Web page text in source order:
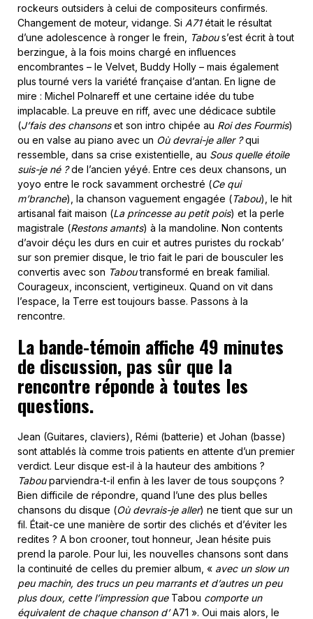
rockeurs outsiders à celui de compositeurs confirmés.
Changement de moteur, vidange. Si A71était le résultat
d’une adolescence à ronger le frein,
Tabous’est écrit à tout
berzingue, à la fois moins chargé en influences
encombrantes – le Velvet, Buddy Holly – mais également
plus tourné vers la variété française d’antan. En ligne de
mire : Michel Polnareff et une certaine idée du tube
implacable. La preuve en riff, avec une dédicace subtile
(J’fais des chansonset son intro chipée au Roi des Fourmis)
ou en valse au piano avec un Où devrai-je aller ?qui
ressemble, dans sa crise existentielle, au Sous quelle étoile
suis-je né ?de l’ancien yéyé. Entre ces deux chansons, un
yoyo entre le rock savamment orchestré (Ce qui
m’branche), la chanson vaguement engagée (Tabou), le hit
artisanal fait maison (La princesse au petit pois) et la perle
magistrale (Restons amants) à la mandoline. Non contents
d’avoir déçu les durs en cuir et autres puristes du rockab’
sur son premier disque, le trio fait le pari de bousculer les
convertis avec son Taboutransformé en break familial.
Courageux, inconscient, vertigineux. Quand on vit dans
l’espace, la Terre est toujours basse. Passons à la
rencontre.
La bande-témoin affiche 49 minutes
de discussion, pas sûr que la
rencontre réponde à toutes les
questions.
Jean (Guitares, claviers), Rémi (batterie) et Johan (basse)
sont attablés là comme trois patients en attente d’un premier
verdict. Leur disque est-il à la hauteur des ambitions ?
Tabouparviendra-t-il enfin à les laver de tous soupçons ?
Bien difficile de répondre, quand l’une des plus belles
chansons du disque (Où devrais-je aller) ne tient que sur un
fil. Était-ce une manière de sortir des clichés et d’éviter les
redites ? A bon crooner, tout honneur, Jean hésite puis
prend la parole. Pour lui, les nouvelles chansons sont dans
la continuité de celles du premier album, « avec un slow un
peu machin, des trucs un peu marrants et d’autres un peu
plus doux, cette l’impression que Tabou comporte un
équivalent de chaque chanson d’A71 ». Oui mais alors, le